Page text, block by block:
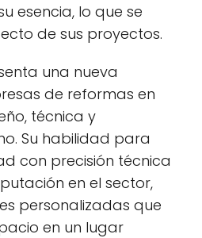
esencia, lo que se
de sus proyectos.
una nueva
de reformas en
técnica y
Su habilidad para
con precisión técnica
en el sector,
personalizadas que
en un lugar